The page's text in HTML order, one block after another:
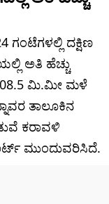
ದಕ್ಷಿಣ
ಅತಿ ಹೆಚ್ಚು
ಮಿ.ಮೀ ಮಳೆ
ತಾಲೂಕಿನ
ಕರಾವಳಿ
ಮುಂದುವರಿಸಿದೆ.